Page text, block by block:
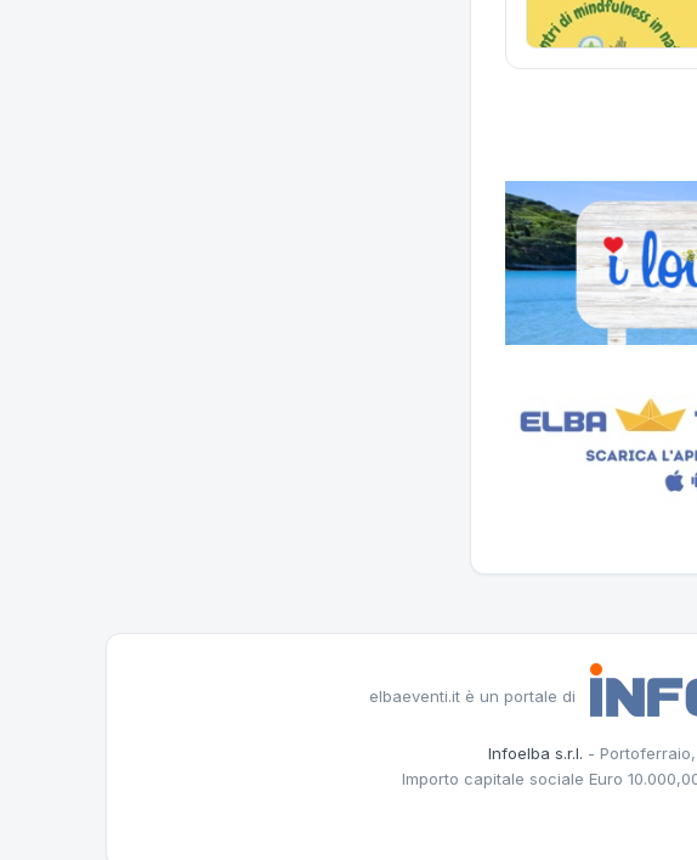
elbaeventi.it è un portale di
Infoelba s.r.l. - Portoferraio,
Importo capitale sociale Euro